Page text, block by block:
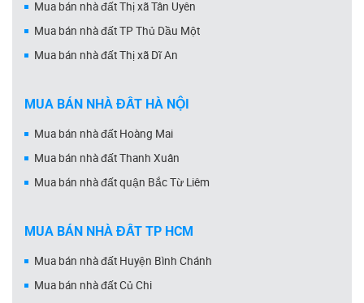
Mua bán nhà đất Thị xã Tân Uyên
Mua bán nhà đất TP Thủ Dầu Một
Mua bán nhà đất Thị xã Dĩ An
MUA BÁN NHÀ ĐẤT HÀ NỘI
Mua bán nhà đất Hoàng Mai
Mua bán nhà đất Thanh Xuân
Mua bán nhà đất quận Bắc Từ Liêm
MUA BÁN NHÀ ĐẤT TP HCM
Mua bán nhà đất Huyện Bình Chánh
Mua bán nhà đất Củ Chi